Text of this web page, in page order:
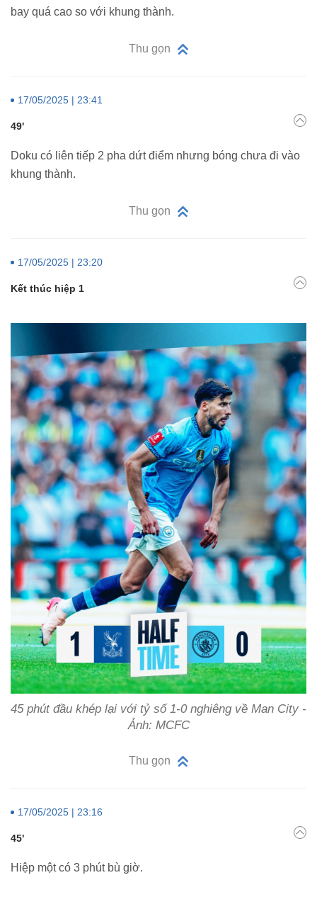
bay quá cao so với khung thành.
Thu gọn
17/05/2025 | 23:41
49'
Doku có liên tiếp 2 pha dứt điểm nhưng bóng chưa đi vào
khung thành.
Thu gọn
17/05/2025 | 23:20
Kết thúc hiệp 1
45 phút đầu khép lại với tỷ số 1-0 nghiêng về Man City -
Ảnh: MCFC
Thu gọn
17/05/2025 | 23:16
45'
Hiệp một có 3 phút bù giờ.